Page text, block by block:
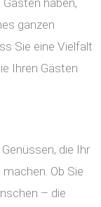
haben,
ganzen
Sie eine Vielfalt
Ihren Gästen
die Ihr
Ob Sie
– die